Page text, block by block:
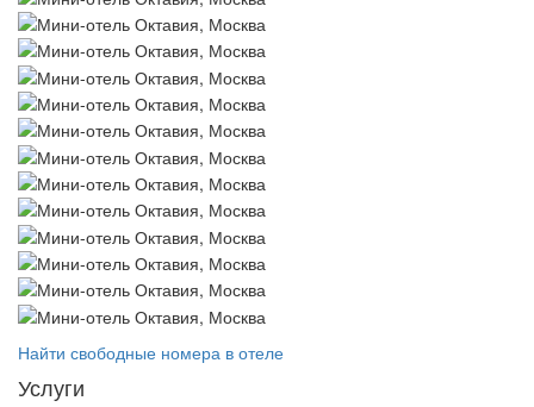
Найти свободные номера в отеле
Услуги